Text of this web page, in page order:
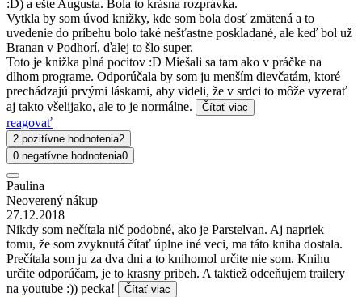
:D) a ešte Augusta. Bola to krásna rozprávka.
Vytkla by som úvod knižky, kde som bola dosť zmätená a to
uvedenie do príbehu bolo také nešťastne poskladané, ale keď bol už
Branan v Podhorí, ďalej to šlo super.
Toto je knižka plná pocitov :D Miešali sa tam ako v práčke na
dlhom programe. Odporúčala by som ju menším dievčatám, ktoré
prechádzajú prvými láskami, aby videli, že v srdci to môže vyzerať
aj takto všelijako, ale to je normálne.
Čítať viac
reagovať
2 pozitívne hodnotenia2
0 negatívne hodnotenia0
Paulina
Neoverený nákup
27.12.2018
Nikdy som nečítala nič podobné, ako je Parstelvan. Aj napriek
tomu, že som zvyknutá čítať úplne iné veci, ma táto kniha dostala.
Prečítala som ju za dva dni a to knihomol určite nie som. Knihu
určite odporúčam, je to krasny pribeh. A taktiež odceňujem trailery
na youtube :)) pecka!
Čítať viac